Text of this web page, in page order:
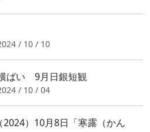
/ 10 / 10
ばい 9月日銀短観
/ 10 / 04
）10月8日「寒露（かん